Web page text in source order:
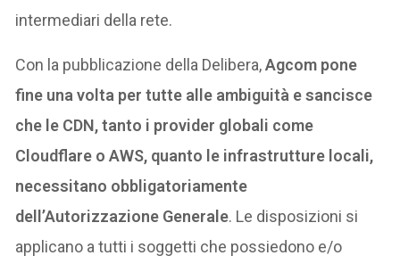
intermediari della rete.
Con la pubblicazione della Delibera,Agcom pone
fine una volta per tutte alle ambiguità e sancisce
che le CDN, tanto i provider globali come
Cloudflare o AWS, quanto le infrastrutture locali,
necessitano obbligatoriamente
dell’Autorizzazione Generale. Le disposizioni si
applicano a tutti i soggetti che possiedono e/o